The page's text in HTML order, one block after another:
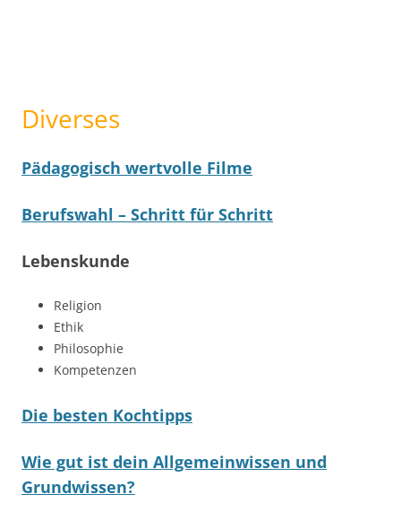
Diverses
Pädagogisch wertvolle Filme
Berufswahl – Schritt für Schritt
Lebenskunde
Religion
Ethik
Philosophie
Kompetenzen
Die besten Kochtipps
Wie gut ist dein Allgemeinwissen und
Grundwissen?